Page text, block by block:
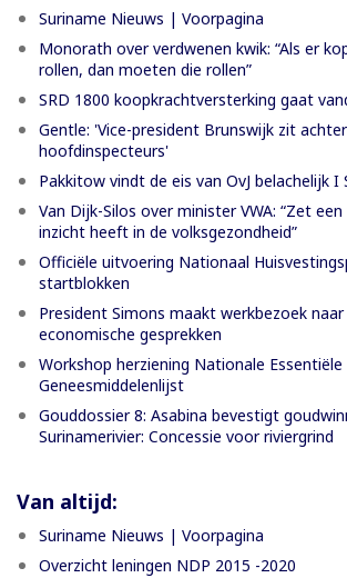
Suriname Nieuws | Voorpagina
Monorath over verdwenen kwik: “Als er
rollen, dan moeten die rollen”
SRD 1800 koopkrachtversterking gaat
Gentle: 'Vice-president Brunswijk zit
hoofdinspecteurs'
Pakkitow vindt de eis van OvJ belachelijk I
Van Dijk-Silos over minister VWA: “Zet
inzicht heeft in de volksgezondheid”
Officiële uitvoering Nationaal
startblokken
President Simons maakt werkbezoek
economische gesprekken
Workshop herziening Nationale Essentiële
Geneesmiddelenlijst
Gouddossier 8: Asabina bevestigt
Surinamerivier: Concessie voor riviergrind
Van altijd:
Suriname Nieuws | Voorpagina
Overzicht leningen NDP 2015 -2020